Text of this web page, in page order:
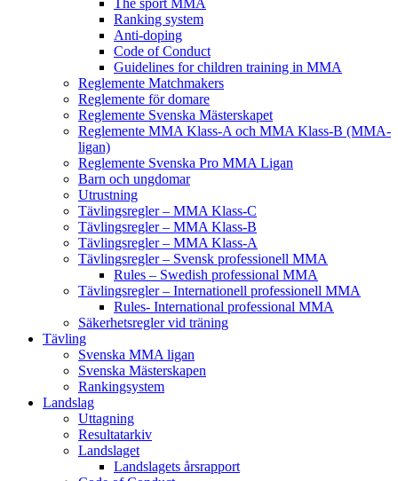
The sport MMA
Ranking system
Anti-doping
Code of Conduct
Guidelines for children training in MMA
Reglemente Matchmakers
Reglemente för domare
Reglemente Svenska Mästerskapet
Reglemente MMA Klass-A och MMA Klass-B (MMA-
ligan)
Reglemente Svenska Pro MMA Ligan
Barn och ungdomar
Utrustning
Tävlingsregler – MMA Klass-C
Tävlingsregler – MMA Klass-B
Tävlingsregler – MMA Klass-A
Tävlingsregler – Svensk professionell MMA
Rules – Swedish professional MMA
Tävlingsregler – Internationell professionell MMA
Rules- International professional MMA
Säkerhetsregler vid träning
Tävling
Svenska MMA ligan
Svenska Mästerskapen
Rankingsystem
Landslag
Uttagning
Resultatarkiv
Landslaget
Landslagets årsrapport